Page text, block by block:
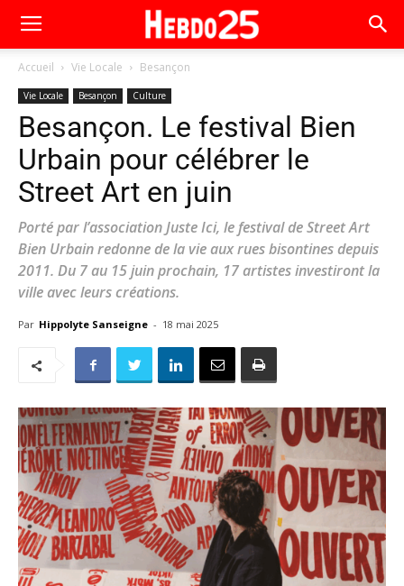
Accueil Vie Locale Besançon
Vie Locale Besançon Culture
Besançon. Le festival Bien
Urbain pour célébrer le
Street Art en juin
Porté par l’association Juste Ici, le festival de Street Art
Bien Urbain redonne de la vie aux rues bisontines depuis
2011. Du 7 au 15 juin prochain, 17 artistes investiront la
ville avec leurs créations.
Par Hippolyte Sanseigne - 18 mai 2025